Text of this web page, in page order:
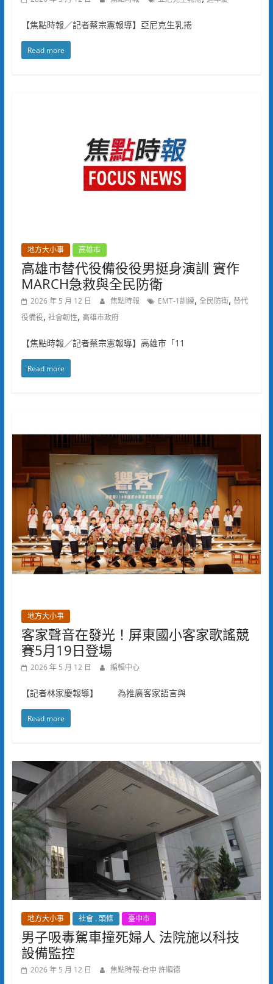
【焦點時報／記者蔡宗憲報導】亞尼克生乳捲
Read more
地方大小事 高雄市
高雄市替代役備役役男挺身演訓 實作
MARCH急救與全民防衛
2026 年 5 月 12 日 焦點時報 EMT-1訓練, 全民防衛, 替代
役備役, 社會韌性, 高雄市政府
【焦點時報／記者蔡宗憲報導】高雄市「11
Read more
地方大小事
客家聲音在發光！屏東國小客家歌謠競
賽5月19日登場
2026 年 5 月 12 日 編輯中心
【記者林家慶報導】 為推廣客家語言與
Read more
地方大小事 社會 . 頭條 臺中市
男子吸毒駕車撞死婦人 法院施以科技
設備監控
2026 年 5 月 12 日 焦點時報-台中 許順德